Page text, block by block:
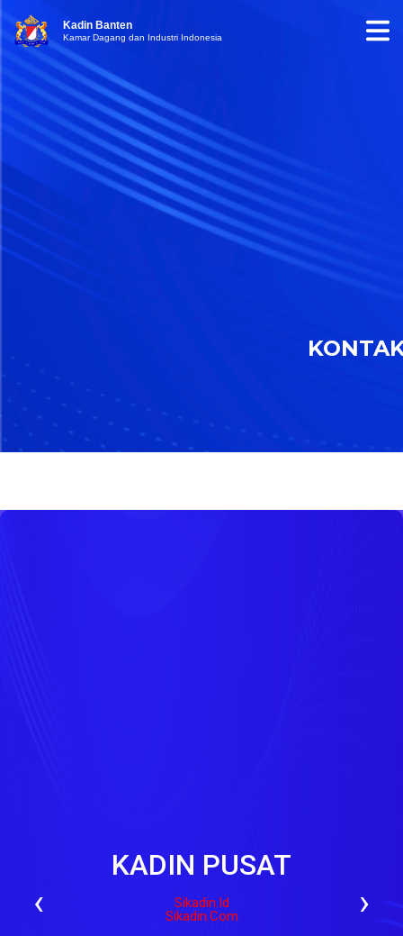
Kadin Banten
Kamar Dagang dan Industri Indonesia
KADIN PUSAT
Sikadin.id
Sikadin.com
‹ ›